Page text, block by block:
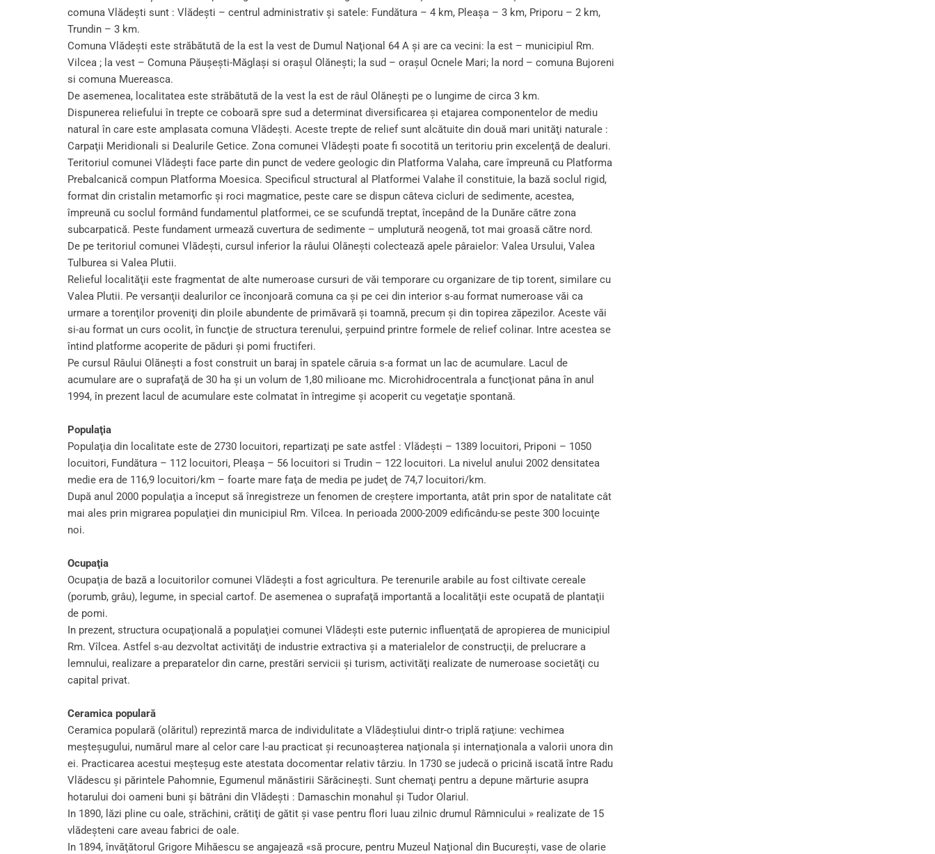
comuna Vlădeşti sunt : Vlădeşti – centrul administrativ şi satele: Fundătura – 4 km, Pleaşa – 3 km, Priporu – 2 km,
Trundin – 3 km.
Comuna Vlădeşti este străbătută de la est la vest de Dumul Naţional 64 A şi are ca vecini: la est – municipiul Rm.
Vilcea ; la vest – Comuna Păuşeşti-Măglaşi si oraşul Olăneşti; la sud – oraşul Ocnele Mari; la nord – comuna Bujoreni
si comuna Muereasca.
De asemenea, localitatea este străbătută de la vest la est de râul Olăneşti pe o lungime de circa 3 km.
Dispunerea reliefului în trepte ce coboară spre sud a determinat diversificarea şi etajarea componentelor de mediu
natural în care este amplasata comuna Vlădeşti. Aceste trepte de relief sunt alcătuite din două mari unităţi naturale :
Carpaţii Meridionali si Dealurile Getice. Zona comunei Vlădeşti poate fi socotită un teritoriu prin excelenţă de dealuri.
Teritoriul comunei Vlădeşti face parte din punct de vedere geologic din Platforma Valaha, care împreună cu Platforma
Prebalcanică compun Platforma Moesica. Specificul structural al Platformei Valahe îl constituie, la bază soclul rigid,
format din cristalin metamorfic şi roci magmatice, peste care se dispun câteva cicluri de sedimente, acestea,
împreună cu soclul formând fundamentul platformei, ce se scufundă treptat, începând de la Dunăre către zona
subcarpatică. Peste fundament urmează cuvertura de sedimente – umplutură neogenă, tot mai groasă către nord.
De pe teritoriul comunei Vlădeşti, cursul inferior la râului Olăneşti colectează apele pâraielor: Valea Ursului, Valea
Tulburea si Valea Plutii.
Relieful localităţii este fragmentat de alte numeroase cursuri de văi temporare cu organizare de tip torent, similare cu
Valea Plutii. Pe versanţii dealurilor ce înconjoară comuna ca şi pe cei din interior s-au format numeroase văi ca
urmare a torenţilor proveniţi din ploile abundente de primăvară şi toamnă, precum şi din topirea zăpezilor. Aceste văi
si-au format un curs ocolit, în funcţie de structura terenului, şerpuind printre formele de relief colinar. Intre acestea se
întind platforme acoperite de păduri şi pomi fructiferi.
Pe cursul Râului Olăneşti a fost construit un baraj în spatele căruia s-a format un lac de acumulare. Lacul de
acumulare are o suprafaţă de 30 ha şi un volum de 1,80 milioane mc. Microhidrocentrala a funcţionat pâna în anul
1994, în prezent lacul de acumulare este colmatat în întregime şi acoperit cu vegetaţie spontană.
Populaţia
Populaţia din localitate este de 2730 locuitori, repartizaţi pe sate astfel : Vlădeşti – 1389 locuitori, Priponi – 1050
locuitori, Fundătura – 112 locuitori, Pleaşa – 56 locuitori si Trudin – 122 locuitori. La nivelul anului 2002 densitatea
medie era de 116,9 locuitori/km – foarte mare faţa de media pe judeţ de 74,7 locuitori/km.
După anul 2000 populaţia a început să înregistreze un fenomen de creştere importanta, atât prin spor de natalitate cât
mai ales prin migrarea populaţiei din municipiul Rm. Vîlcea. In perioada 2000-2009 edificându-se peste 300 locuinţe
noi.
Ocupaţia
Ocupaţia de bază a locuitorilor comunei Vlădeşti a fost agricultura. Pe terenurile arabile au fost ciltivate cereale
(porumb, grâu), legume, in special cartof. De asemenea o suprafaţă importantă a localităţii este ocupată de plantaţii
de pomi.
In prezent, structura ocupaţională a populaţiei comunei Vlădeşti este puternic influenţată de apropierea de municipiul
Rm. Vîlcea. Astfel s-au dezvoltat activităţi de industrie extractiva şi a materialelor de construcţii, de prelucrare a
lemnului, realizare a preparatelor din carne, prestări servicii şi turism, activităţi realizate de numeroase societăţi cu
capital privat.
Ceramica populară
Ceramica populară (olăritul) reprezintă marca de individulitate a Vlădeştiului dintr-o triplă raţiune: vechimea
meşteşugului, numărul mare al celor care l-au practicat şi recunoaşterea naţionala şi internaţionala a valorii unora din
ei. Practicarea acestui meşteşug este atestata docomentar relativ târziu. In 1730 se judecă o pricină iscată între Radu
Vlădescu şi părintele Pahomnie, Egumenul mănăstirii Sărăcineşti. Sunt chemaţi pentru a depune mărturie asupra
hotarului doi oameni buni şi bătrâni din Vlădeşti : Damaschin monahul şi Tudor Olariul.
In 1890, lăzi pline cu oale, străchini, crătiţi de gătit şi vase pentru flori luau zilnic drumul Râmnicului » realizate de 15
vlădeşteni care aveau fabrici de oale.
In 1894, învăţătorul Grigore Mihăescu se angajează «să procure, pentru Muzeul Naţional din Bucureşti, vase de olarie